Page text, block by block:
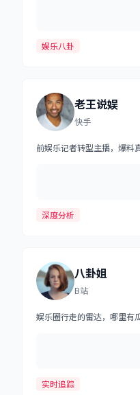
娱乐八卦
老王说娱
快手
前娱乐记者转型主播，爆料
深度分析
八卦姐
B站
娱乐圈行走的雷达，哪里有
实时追踪